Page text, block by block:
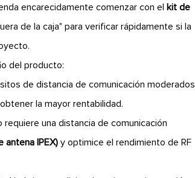
encarecidamente comenzar con el
kit de
de la caja" para verificar rápidamente si la
del producto:
de distancia de comunicación moderados
la mayor rentabilidad.
requiere una distancia de comunicación
antena IPEX) y optimice el rendimiento de RF